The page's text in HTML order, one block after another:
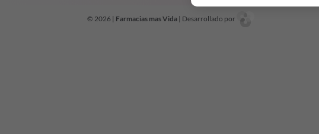
© 2026 | Farmacias mas Vida | Desarrollado por